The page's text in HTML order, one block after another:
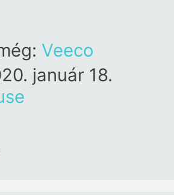
Veeco
január 18.